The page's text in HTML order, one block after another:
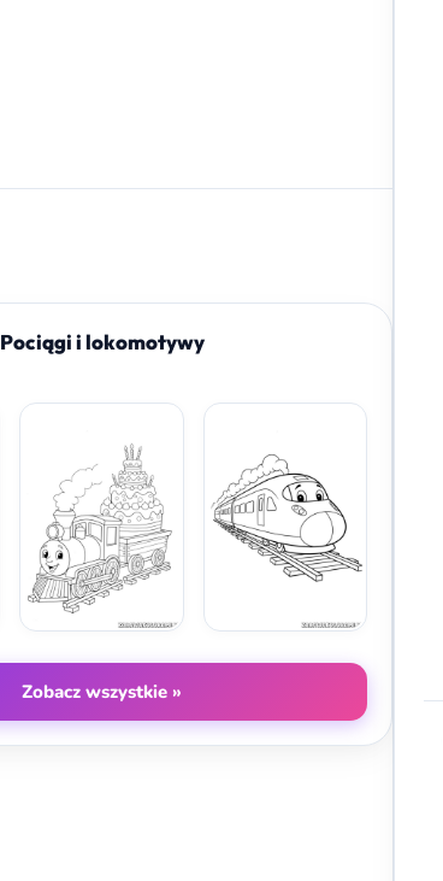
Pociągi i lokomotywy
Zobacz wszystkie »